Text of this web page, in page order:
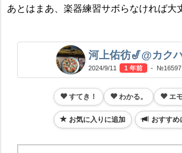
あとはまあ、楽器練習サボらなければ大
河上佑彷🎷@カク
2024/9/11 1 年前 - №16597
すてき！ わかる。 エ
お気に入りに追加 おすすめ